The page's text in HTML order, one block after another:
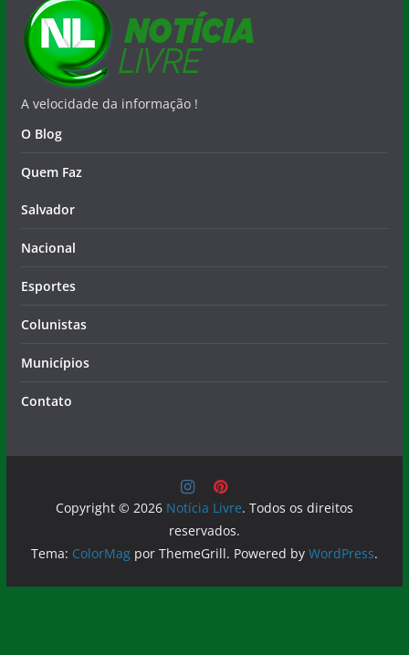
A velocidade da informação !
O Blog
Quem Faz
Salvador
Nacional
Esportes
Colunistas
Municípios
Contato
Copyright © 2026 Notícia Livre. Todos os direitos
reservados.
Tema: ColorMagpor ThemeGrill. Powered by WordPress.